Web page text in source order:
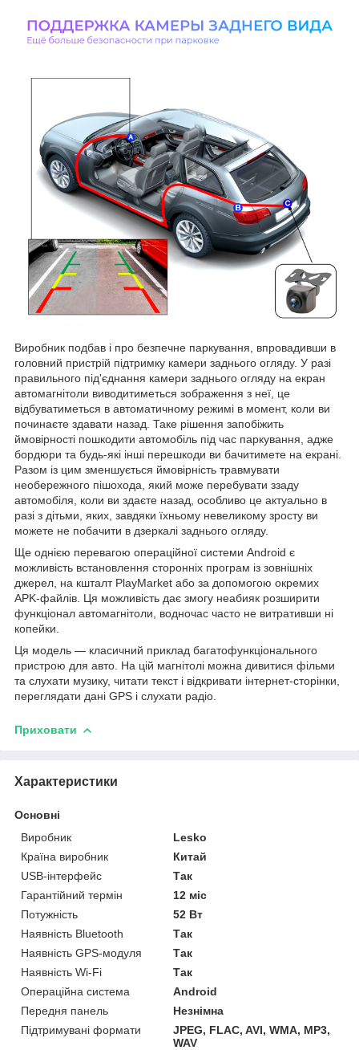
Виробник подбав і про безпечне паркування, впровадивши в
головний пристрій підтримку камери заднього огляду. У разі
правильного під'єднання камери заднього огляду на екран
автомагнітоли виводитиметься зображення з неї, це
відбуватиметься в автоматичному режимі в момент, коли ви
починаєте здавати назад. Таке рішення запобіжить
ймовірності пошкодити автомобіль під час паркування, адже
бордюри та будь-які інші перешкоди ви бачитимете на екрані.
Разом із цим зменшується ймовірність травмувати
необережного пішохода, який може перебувати ззаду
автомобіля, коли ви здаєте назад, особливо це актуально в
разі з дітьми, яких, завдяки їхньому невеликому зросту ви
можете не побачити в дзеркалі заднього огляду.
Ще однією перевагою операційної системи Android є
можливість встановлення сторонніх програм із зовнішніх
джерел, на кшталт PlayMarket або за допомогою окремих
APK-файлів. Ця можливість дає змогу неабияк розширити
функціонал автомагнітоли, водночас часто не витративши ні
копейки.
Ця модель — класичний приклад багатофункціонального
пристрою для авто. На цій магнітолі можна дивитися фільми
та слухати музику, читати текст і відкривати інтернет-сторінки,
переглядати дані GPS і слухати радіо.
Приховати
Характеристики
Основні
Виробник
Lesko
Країна виробник
Китай
USB-інтерфейс
Так
Гарантійний термін
12 міс
Потужність
52 Вт
Наявність Bluetooth
Так
Наявність GPS-модуля
Так
Наявність Wi-Fi
Так
Операційна система
Android
Передня панель
Незнімна
Підтримувані формати
JPEG, FLAC, AVI, WMA, MP3,
WAV